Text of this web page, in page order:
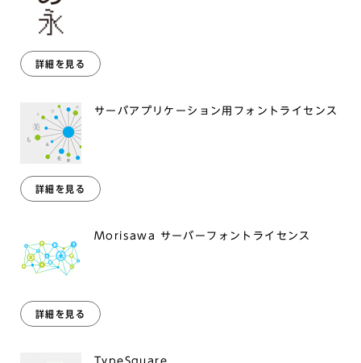
詳細を見る
サーバアプリケーション用フォントライセンス
詳細を見る
Morisawa サーバーフォントライセンス
詳細を見る